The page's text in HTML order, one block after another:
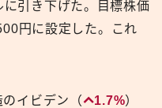
引き下げた。目標株価
円に設定した。これ
イビデン（ 1.7%）